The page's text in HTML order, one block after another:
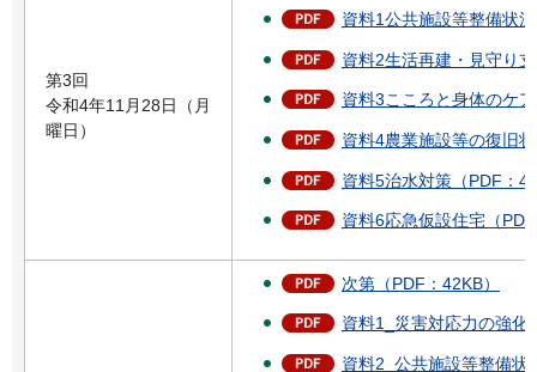
第3回
令和4年11月28日（月
曜日）
資料1公共施設等整備状
資料2生活再建・見守り
資料3こころと身体のケ
資料4農業施設等の復旧
資料5治水対策（PDF：
資料6応急仮設住宅（
次第（PDF：42KB）
資料1_災害対応力の強化
資料2_公共施設等整備状